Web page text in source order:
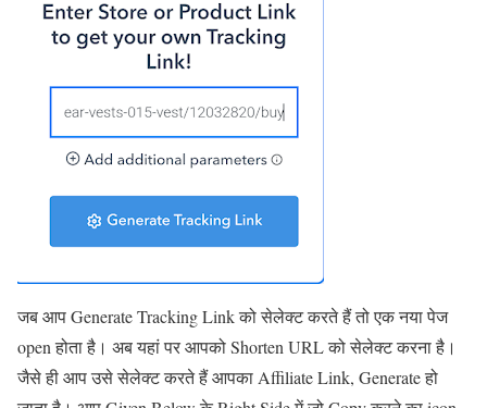
जब आप Generate Tracking Link को सेलेक्ट करते हैं तो एक नया पेज
open होता है। अब यहां पर आपको Shorten URL को सेलेक्ट करना है।
जैसे ही आप उसे सेलेक्ट करते हैं आपका Affiliate Link, Generate हो